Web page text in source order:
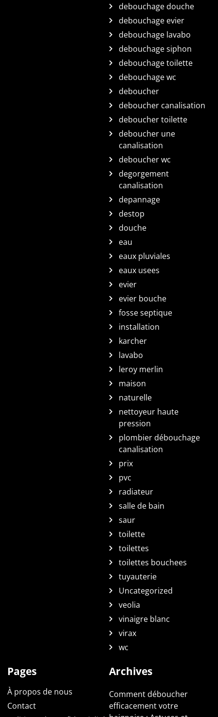
debouchage douche
debouchage evier
debouchage lavabo
debouchage siphon
debouchage toilette
debouchage wc
deboucher
deboucher canalisation
deboucher toilette
deboucher une
canalisation
deboucher wc
degorgement
canalisation
depannage
destop
douche
eau
eaux pluviales
eaux usees
evier
evier bouche
fosse septique
installation
karcher
lavabo
leroy merlin
maison
naturelle
nettoyeur haute
pression
plombier débouchage
canalisation
prix
pvc
radiateur
salle de bain
saur
toilette
toilettes
toilettes bouchees
tuyauterie
Uncategorized
veolia
vinaigre blanc
virax
wc
Pages
À propos de nous
Contact
Archives
Comment déboucher
efficacement votre